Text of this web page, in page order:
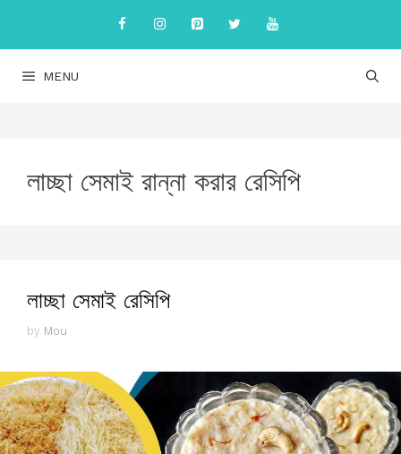
content
MENU
লাচ্ছা সেমাই রান্না করার রেসিপি
লাচ্ছা সেমাই রেসিপি
by Mou